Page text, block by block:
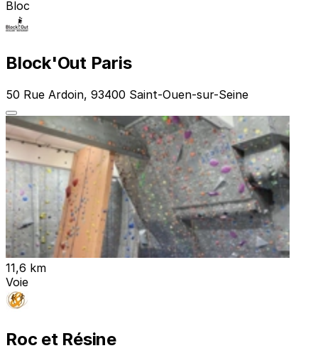
Bloc
Block'Out Paris
50 Rue Ardoin, 93400 Saint-Ouen-sur-Seine
11,6 km
Voie
Roc et Résine